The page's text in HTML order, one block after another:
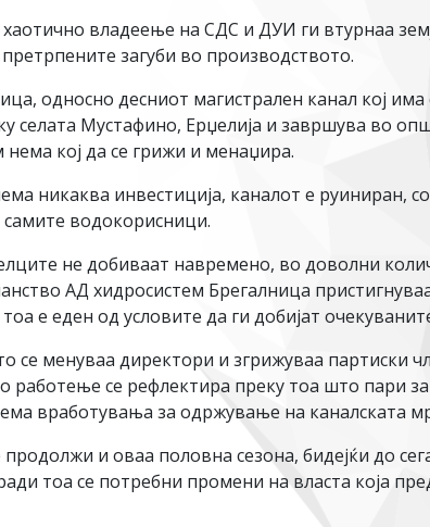
хаотично владеење на СДС и ДУИ ги втурнаа
загуби во производството.
односно десниот магистрален канал кој има
селата Мустафино, Ерџелија и завршува во
кој да се грижи и менаџира.
никаква инвестиција, каналот е руиниран,
водокорисници.
не добиваат навремено, во доволни
АД хидросистем Брегалница
е еден од условите да ги добијат
менуваа директори и згрижуваа партиски
работење се рефлектира преку тоа што пари
вработувања за одржување на каналската
и оваа половна сезона, бидејќи до
тоа се потребни промени на власта која